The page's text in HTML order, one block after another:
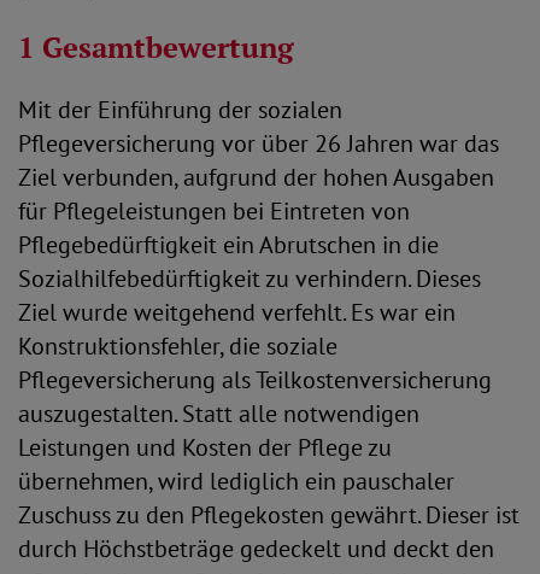
1 Gesamtbewertung
Mit der Einführung der sozialen
Pflegeversicherung vor über 26 Jahren war das
Ziel verbunden, aufgrund der hohen Ausgaben
für Pflegeleistungen bei Eintreten von
Pflegebedürftigkeit ein Abrutschen in die
Sozialhilfebedürftigkeit zu verhindern. Dieses
Ziel wurde weitgehend verfehlt. Es war ein
Konstruktionsfehler, die soziale
Pflegeversicherung als Teilkostenversicherung
auszugestalten. Statt alle notwendigen
Leistungen und Kosten der Pflege zu
übernehmen, wird lediglich ein pauschaler
Zuschuss zu den Pflegekosten gewährt. Dieser ist
durch Höchstbeträge gedeckelt und deckt den